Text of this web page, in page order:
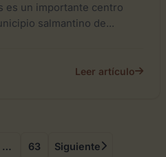
es un importante centro
salmantino de...
Leer artículo
… 63 Siguiente